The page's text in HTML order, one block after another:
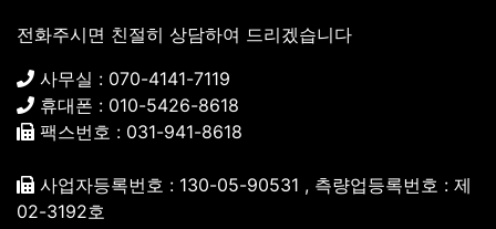
전화주시면 친절히 상담하여 드리겠습니다
사무실 : 070-4141-7119
휴대폰 : 010-5426-8618
팩스번호 : 031-941-8618
사업자등록번호 : 130-05-90531 , 측량업등록번호 : 제
02-3192호